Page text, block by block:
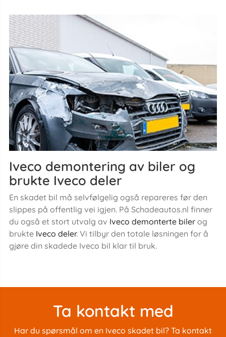
Iveco demontering av biler og
brukte Iveco deler
En skadet bil må selvfølgelig også repareres før den
slippes på offentlig vei igjen. På Schadeautos.nl finner
du også et stort utvalg av Iveco demonterte bilerog
brukte Iveco deler. Vi tilbyr den totale løsningen for å
gjøre din skadede Iveco bil klar til bruk.
Ta kontakt med
Har du spørsmål om en Iveco skadet bil? Ta kontakt